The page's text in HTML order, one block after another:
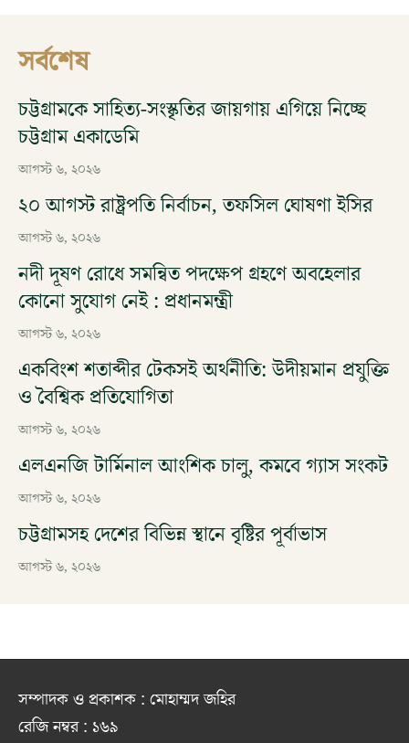
সর্বশেষ
চট্টগ্রামকে সাহিত্য-সংস্কৃতির জায়গায় এগিয়ে নিচ্ছে
চট্টগ্রাম একাডেমি
আগস্ট ৬, ২০২৬
২০ আগস্ট রাষ্ট্রপতি নির্বাচন, তফসিল ঘোষণা ইসির
আগস্ট ৬, ২০২৬
নদী দূষণ রোধে সমন্বিত পদক্ষেপ গ্রহণে অবহেলার
কোনো সুযোগ নেই : প্রধানমন্ত্রী
আগস্ট ৬, ২০২৬
একবিংশ শতাব্দীর টেকসই অর্থনীতি: উদীয়মান প্রযুক্তি
ও বৈশ্বিক প্রতিযোগিতা
আগস্ট ৬, ২০২৬
এলএনজি টার্মিনাল আংশিক চালু, কমবে গ্যাস সংকট
আগস্ট ৬, ২০২৬
চট্টগ্রামসহ দেশের বিভিন্ন স্থানে বৃষ্টির পূর্বাভাস
আগস্ট ৬, ২০২৬
সম্পাদক ও প্রকাশক : মোহাম্মদ জহির
রেজি নম্বর : ১৬৯